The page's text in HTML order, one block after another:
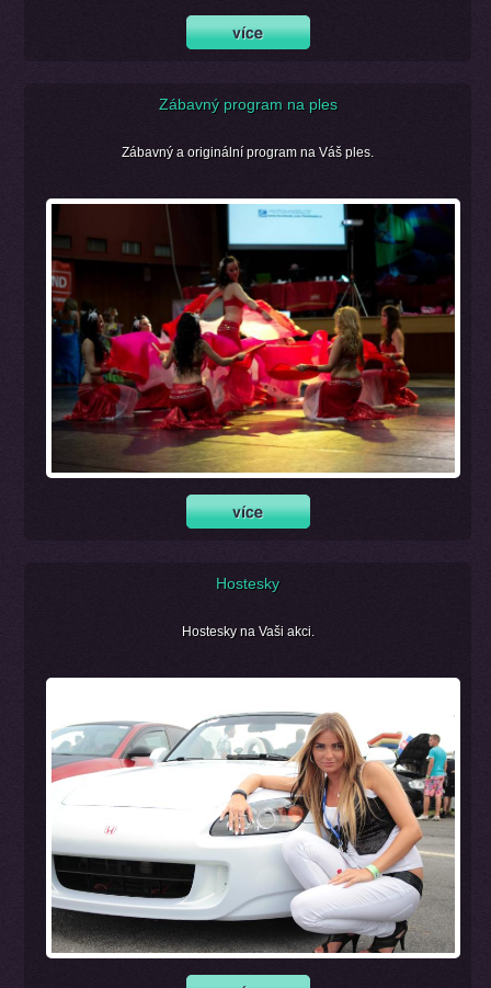
Zábavný program na ples
Zábavný a originální program na Váš ples.
Hostesky
Hostesky na Vaši akci.